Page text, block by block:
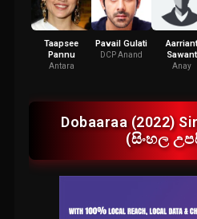
Taapsee
Pannu
Antara
Pavail Gulati
DCP Anand
Aarriant
Sawant
Anay
Dobaaraa (2022)
(සිංහල